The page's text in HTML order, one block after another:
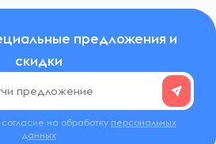
предложения и
скидки
на обработку персональных
данных